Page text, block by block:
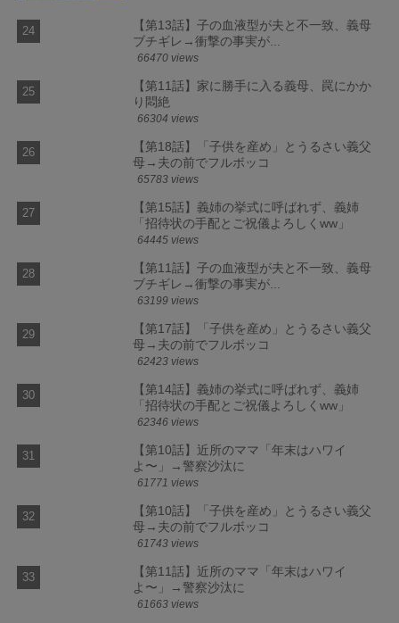
【第13話】子の血液型が夫と不一致、義母
ブチギレ→衝撃の事実が...
66470 views
【第11話】家に勝手に入る義母、罠にかか
り悶絶
66304 views
【第18話】「子供を産め」とうるさい義父
母→夫の前でフルボッコ
65783 views
【第15話】義姉の挙式に呼ばれず、義姉
「招待状の手配とご祝儀よろしくww」
64445 views
【第11話】子の血液型が夫と不一致、義母
ブチギレ→衝撃の事実が...
63199 views
【第17話】「子供を産め」とうるさい義父
母→夫の前でフルボッコ
62423 views
【第14話】義姉の挙式に呼ばれず、義姉
「招待状の手配とご祝儀よろしくww」
62346 views
【第10話】近所のママ「年末はハワイ
よ〜」→警察沙汰に
61771 views
【第10話】「子供を産め」とうるさい義父
母→夫の前でフルボッコ
61743 views
【第11話】近所のママ「年末はハワイ
よ〜」→警察沙汰に
61663 views